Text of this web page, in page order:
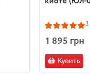
1
1 895 грн
Купить